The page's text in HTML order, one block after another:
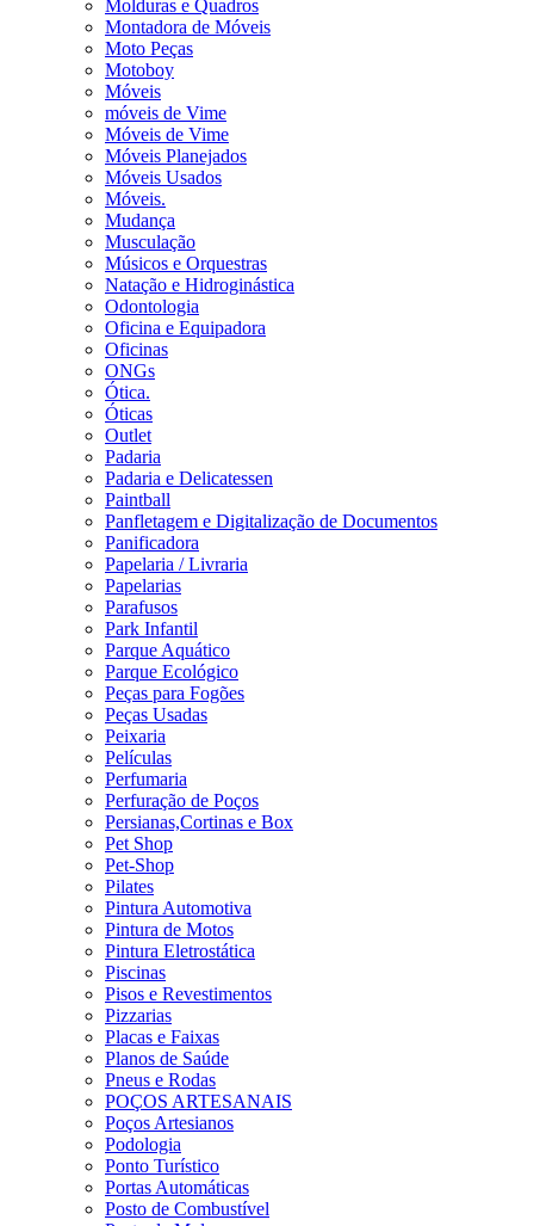
Molduras e Quadros
Montadora de Móveis
Moto Peças
Motoboy
Móveis
móveis de Vime
Móveis de Vime
Móveis Planejados
Móveis Usados
Móveis.
Mudança
Musculação
Músicos e Orquestras
Natação e Hidroginástica
Odontologia
Oficina e Equipadora
Oficinas
ONGs
Ótica.
Óticas
Outlet
Padaria
Padaria e Delicatessen
Paintball
Panfletagem e Digitalização de Documentos
Panificadora
Papelaria / Livraria
Papelarias
Parafusos
Park Infantil
Parque Aquático
Parque Ecológico
Peças para Fogões
Peças Usadas
Peixaria
Películas
Perfumaria
Perfuração de Poços
Persianas,Cortinas e Box
Pet Shop
Pet-Shop
Pilates
Pintura Automotiva
Pintura de Motos
Pintura Eletrostática
Piscinas
Pisos e Revestimentos
Pizzarias
Placas e Faixas
Planos de Saúde
Pneus e Rodas
POÇOS ARTESANAIS
Poços Artesianos
Podologia
Ponto Turístico
Portas Automáticas
Posto de Combustível